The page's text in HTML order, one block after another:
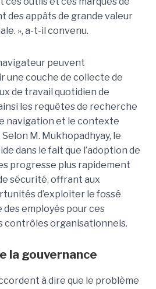
des appâts de grande valeur
», a-t-il convenu.
peuvent
une couche de collecte de
de travail quotidien de
les requêtes de recherche
navigation et le contexte
M. Mukhopadhyay, le
dans le fait que l’adoption de
progresse plus rapidement
sécurité, offrant aux
d’exploiter le fossé
des employés pour ces
contrôles organisationnels.
la gouvernance
à dire que le problème